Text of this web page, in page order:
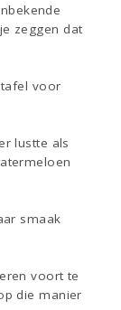
zeggen dat
voor
lustte als
smaak
voort te
die manier